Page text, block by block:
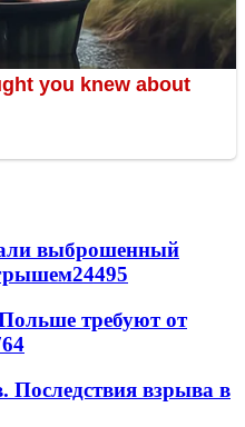
выброшенный
24495
требуют от
Последствия взрыва в